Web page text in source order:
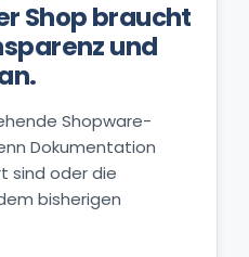
Shop braucht
und
Shopware-
Dokumentation
sind oder die
bisherigen